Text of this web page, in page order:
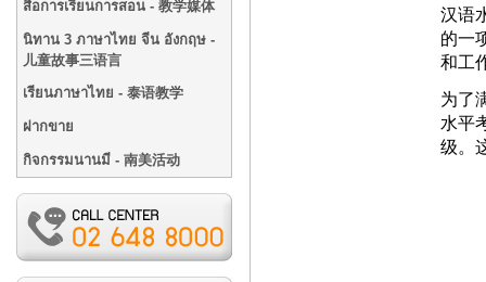
สื่อการเรียนการสอน - 教学媒体
นิทาน 3 ภาษาไทย จีน อังกฤษ -
儿童故事三语言
เรียนภาษาไทย - 泰语教学
ฝากขาย
กิจกรรมนานมี - 南美活动
汉语
的一
和工
为了
水平
级。